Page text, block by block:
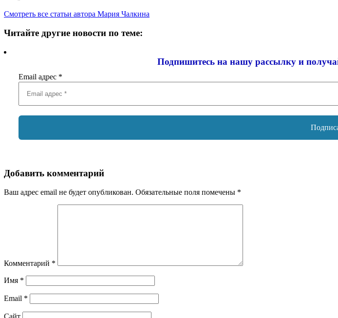
Смотреть все статьи автора Мария Чалкина
Читайте другие новости по теме:
Подпишитесь на нашу рассылку и
Email адрес *
Добавить комментарий
Ваш адрес email не будет опубликован. Обязательные поля помечены *
Комментарий *
Имя *
Email *
Сайт